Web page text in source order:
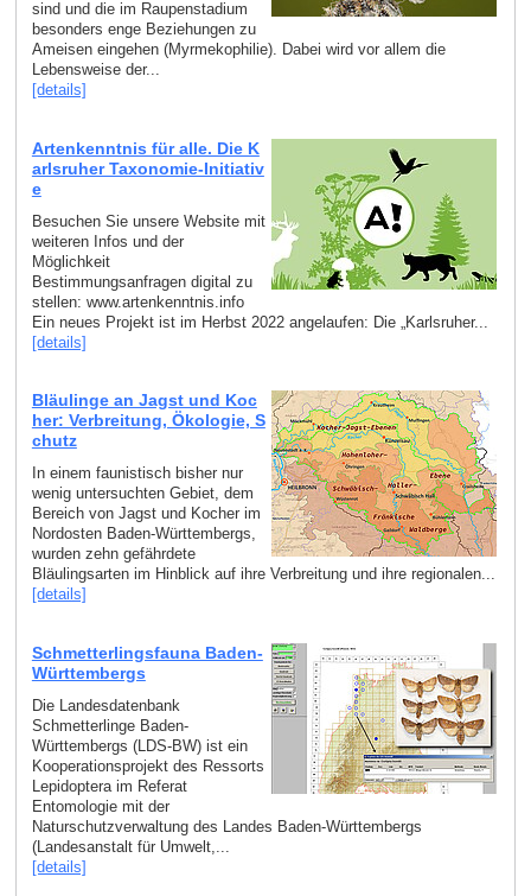
sind und die im Raupenstadium
besonders enge Beziehungen zu
Ameisen eingehen (Myrmekophilie). Dabei wird vor allem die
Lebensweise der...
[details]
Artenkenntnis für alle. Die K
arlsruher Taxonomie-Initiativ
e
Besuchen Sie unsere Website mit
weiteren Infos und der
Möglichkeit
Bestimmungsanfragen digital zu
stellen: www.artenkenntnis.info
Ein neues Projekt ist im Herbst 2022 angelaufen: Die „Karlsruher...
[details]
Bläulinge an Jagst und Koc
her: Verbreitung, Ökologie, S
chutz
In einem faunistisch bisher nur
wenig untersuchten Gebiet, dem
Bereich von Jagst und Kocher im
Nordosten Baden-Württembergs,
wurden zehn gefährdete
Bläulingsarten im Hinblick auf ihre Verbreitung und ihre regionalen...
[details]
Schmetterlingsfauna Baden-
Württembergs
Die Landesdatenbank
Schmetterlinge Baden-
Württembergs (LDS-BW) ist ein
Kooperationsprojekt des Ressorts
Lepidoptera im Referat
Entomologie mit der
Naturschutzverwaltung des Landes Baden-Württembergs
(Landesanstalt für Umwelt,...
[details]